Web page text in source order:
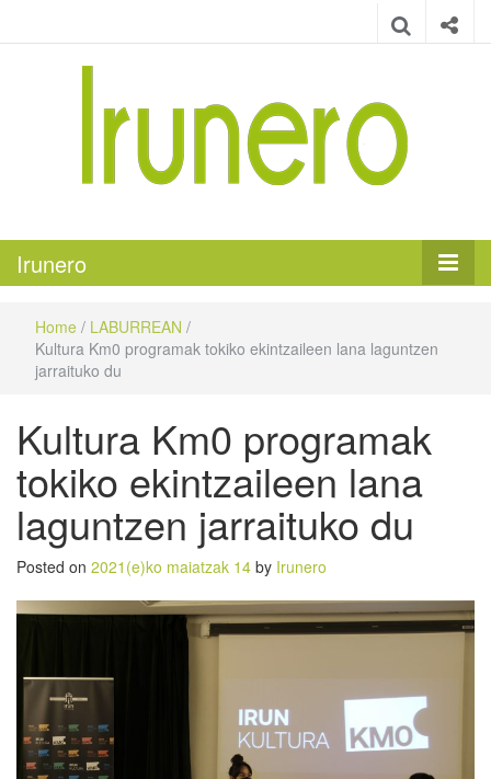
Irunero
Home / LABURREAN /
Kultura Km0 programak tokiko ekintzaileen lana laguntzen
jarraituko du
Kultura Km0 programak
tokiko ekintzaileen lana
laguntzen jarraituko du
Posted on 2021(e)ko maiatzak 14 by Irunero